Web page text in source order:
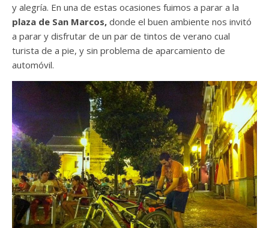
y alegría. En una de estas ocasiones fuimos a parar a la
plaza de San Marcos, donde el buen ambiente nos invitó
a parar y disfrutar de un par de tintos de verano cual
turista de a pie, y sin problema de aparcamiento de
automóvil.